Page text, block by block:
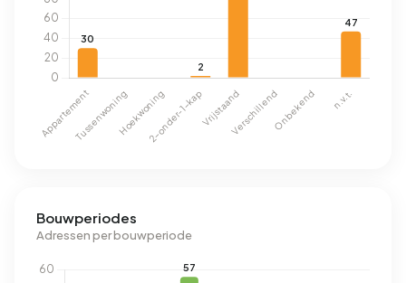
Bouwperiodes
Adressen per bouwperiode